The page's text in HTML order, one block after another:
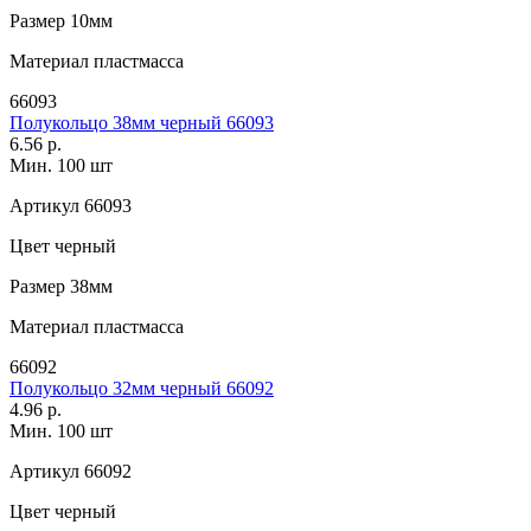
Размер 10мм
Материал пластмасса
66093
Полукольцо 38мм черный 66093
6.56 р.
Мин. 100 шт
Артикул 66093
Цвет черный
Размер 38мм
Материал пластмасса
66092
Полукольцо 32мм черный 66092
4.96 р.
Мин. 100 шт
Артикул 66092
Цвет черный